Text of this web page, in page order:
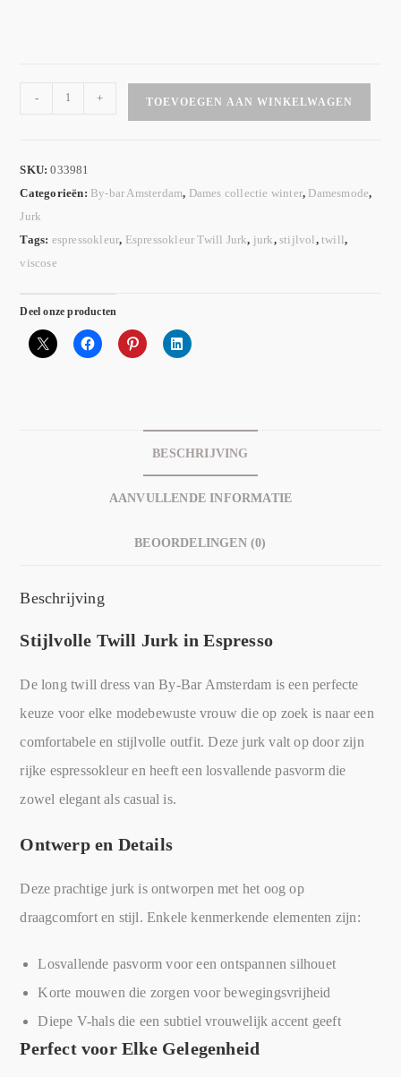
- + TOEVOEGEN AAN WINKELWAGEN
SKU:033981
Categorieën: By-bar Amsterdam, Dames collectie winter, Damesmode,
Jurk
Tags: espressokleur, Espressokleur Twill Jurk, jurk,stijlvol,twill,
viscose
Deel onze producten
BESCHRIJVING
AANVULLENDE INFORMATIE
BEOORDELINGEN (0)
Beschrijving
Stijlvolle Twill Jurk in Espresso
De long twill dress van By-Bar Amsterdam is een perfecte
keuze voor elke modebewuste vrouw die op zoek is naar een
comfortabele en stijlvolle outfit. Deze jurk valt op door zijn
rijke espressokleur en heeft een losvallende pasvorm die
zowel elegant als casual is.
Ontwerp en Details
Deze prachtige jurk is ontworpen met het oog op
draagcomfort en stijl. Enkele kenmerkende elementen zijn:
Losvallende pasvorm voor een ontspannen silhouet
Korte mouwen die zorgen voor bewegingsvrijheid
Diepe V-hals die een subtiel vrouwelijk accent geeft
Perfect voor Elke Gelegenheid